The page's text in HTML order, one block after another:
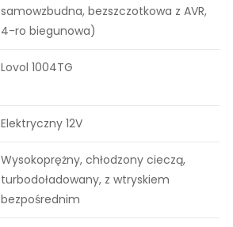
samowzbudna, bezszczotkowa z AVR,
4-ro biegunowa)
Lovol 1004TG
Elektryczny 12V
Wysokoprężny, chłodzony cieczą,
turbodoładowany, z wtryskiem
bezpośrednim